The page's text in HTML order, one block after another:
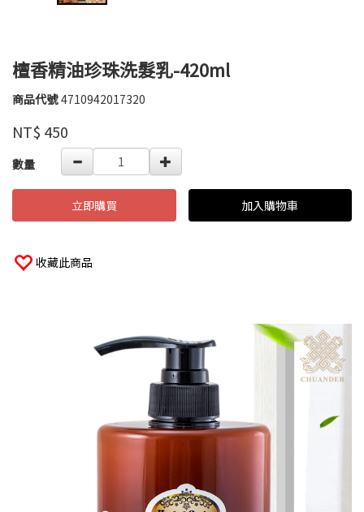
檀香精油珍珠洗髮乳-420ml
商品代號 4710942017320
4710942017320
品牌
芙
玉
寶
NT$ 450
GOODS000000000000000004158
數量
立即購買 加入購物車
收藏此商品